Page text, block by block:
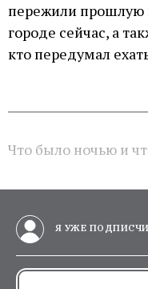
пережили прошлую
городе сейчас, а
кто передумал
Что было ночью и
Я УЖЕ